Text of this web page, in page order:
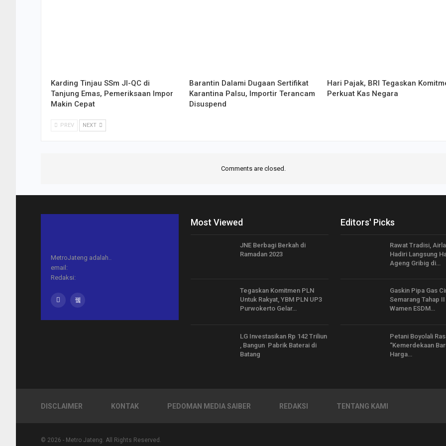
Karding Tinjau SSm JI-QC di
Tanjung Emas, Pemeriksaan Impor
Makin Cepat
Barantin Dalami Dugaan Sertifikat
Karantina Palsu, Importir Terancam
Disuspend
Hari Pajak, BRI Tegaskan
Perkuat Kas Negara
PREV NEXT
Comments are closed.
MetroJateng adalah..
email:
Redaksi:
Most Viewed
JNE Berbagi Berkah di
Ramadan 2023
Tegaskan Komitmen PLN
Untuk Rakyat, YBM PLN UP3
Purwokerto Gelar…
LG Investasikan Rp 142 Triliun
, Bangun Pabrik Baterai di
Batang
Editors' Picks
Rawat Tradisi,
Hadiri Langsung
Ageng Gribig di…
Gaskin Pipa Gas
Semarang Tahap
Wamen ESDM…
Petani Boyolali
“Kemerdekaan
Harga…
DISCLAIMER KONTAK PEDOMAN MEDIA SAIBER REDAKSI TENTANG KAMI
© 2026 - Metro Jateng. All Rights Reserved.